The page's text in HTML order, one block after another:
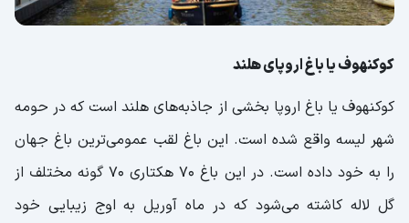
کوکنهوف یا باغ اروپای هلند
کوکنهوف یا باغ اروپا بخشی از جاذبه‌های هلند است که در حومه
شهر لیسه واقع شده است. این باغ لقب عمومی‌ترین باغ جهان
را به خود داده است. در این باغ 70 هکتاری 70 گونه مختلف از
گل لاله کاشته می‌شود که در ماه آوریل به اوج زیبایی خود